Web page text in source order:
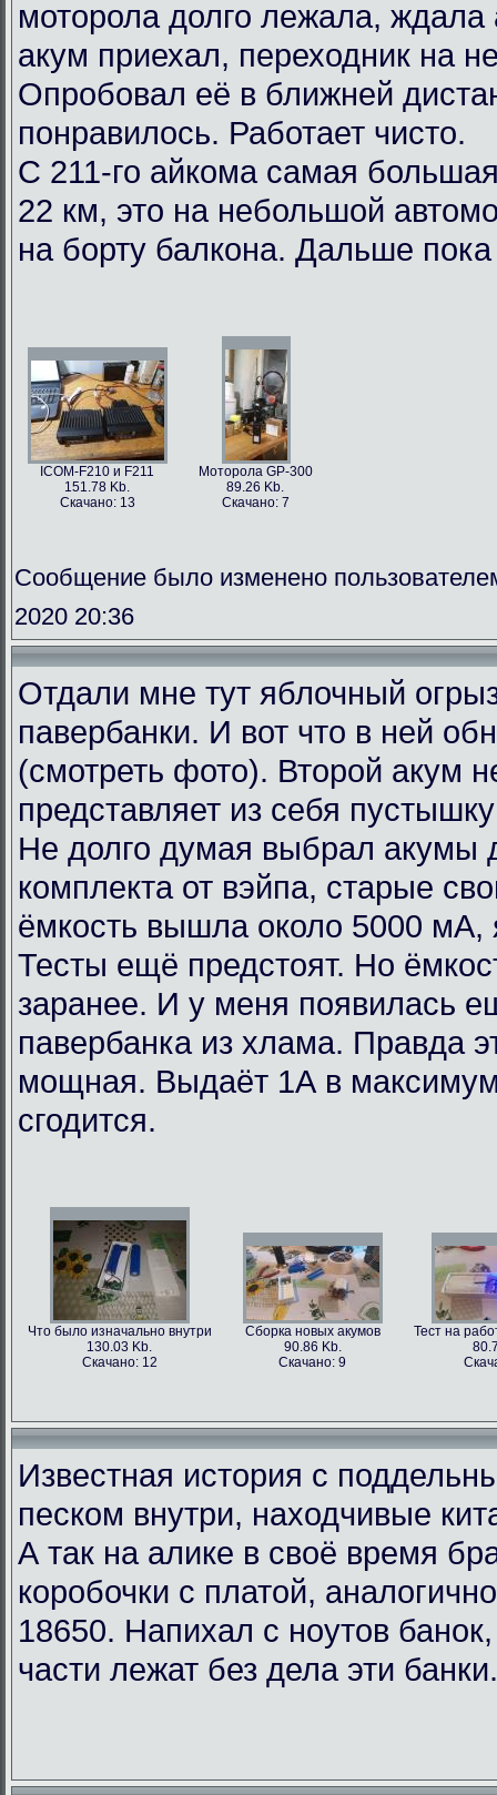
моторола долго лежала, ждала
акум приехал, переходник на
Опробовал её в ближней
понравилось. Работает чисто.
С 211-го айкома самая
22 км, это на небольшой
на борту балкона. Дальше
ICOM-F210 и F211
151.78 Kb.
Скачано: 13
Моторола GP-300
89.26 Kb.
Скачано: 7
Сообщение было изменено
2020 20:36
Отдали мне тут яблочный
павербанки. И вот что в ней
(смотреть фото). Второй акум
представляет из себя
Не долго думая выбрал акумы
комплекта от вэйпа, старые
ёмкость вышла около 5000 мА,
Тесты ещё предстоят. Но
заранее. И у меня появилась
павербанка из хлама. Правда
мощная. Выдаёт 1А в
сгодится.
Что было изначально внутри
130.03 Kb.
Скачано: 12
Сборка новых акумов
90.86 Kb.
Скачано: 9
Тест на
Известная история с
песком внутри, находчивые
А так на алике в своё время
коробочки с платой,
18650. Напихал с ноутов
части лежат без дела эти